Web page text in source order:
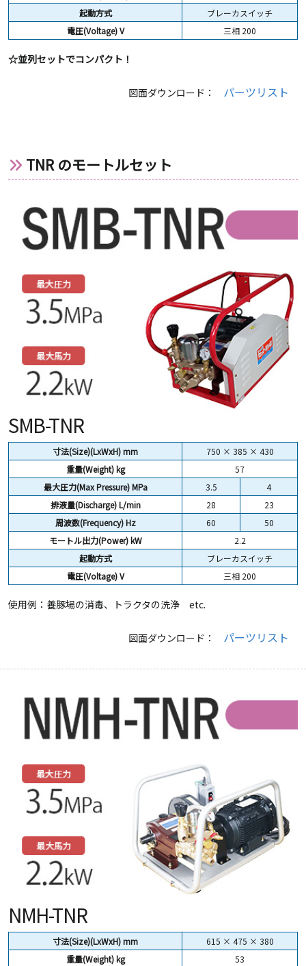
起動方式
ブレーカスイッチ
電圧(Voltage) V
三相 200
☆並列セットでコンパクト！
図面ダウンロード： パーツリスト
TNR のモートルセット
SMB-TNR
寸法(Size)(LxWxH) mm
750 × 385 × 430
重量(Weight)kg
57
最大圧力(Max Pressure) MPa
3.5
4
排液量(Discharge) L/min
28
23
周波数(Frequency) Hz
60
50
モートル出力(Power) kW
2.2
起動方式
ブレーカスイッチ
電圧(Voltage) V
三相 200
使用例：養豚場の消毒、トラクタの洗浄 etc.
図面ダウンロード： パーツリスト
NMH-TNR
寸法(Size)(LxWxH) mm
615 × 475 × 380
重量(Weight)kg
53